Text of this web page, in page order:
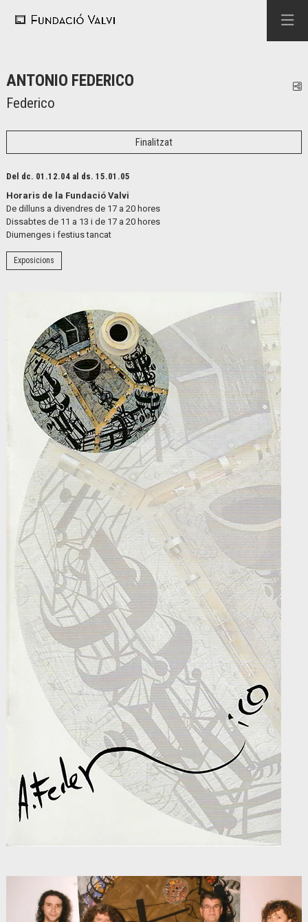
ANTONIO FEDERICO
Federico
Finalitzat
Del dc. 01.12.04 al ds. 15.01.05
Horaris de la Fundació Valvi
De dilluns a divendres de 17 a 20 hores
Dissabtes de 11 a 13 i de 17 a 20 hores
Diumenges i festius tancat
Exposicions